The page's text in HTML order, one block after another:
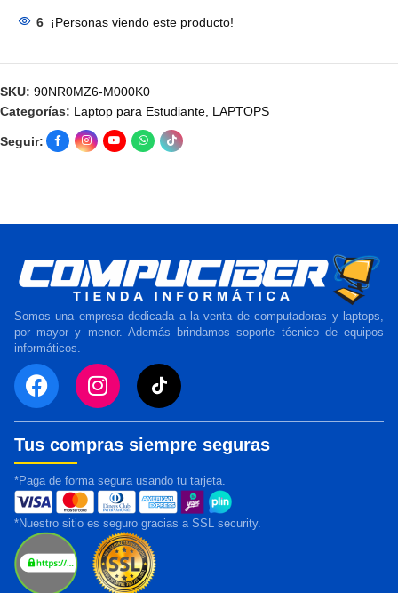
6 ¡Personas viendo este producto!
SKU: 90NR0MZ6-M000K0
Categorías: Laptop para Estudiante, LAPTOPS
Seguir:
Somos una empresa dedicada a la venta de computadoras y laptops,
por mayor y menor. Además brindamos soporte técnico de equipos
informáticos.
Tus compras siempre seguras
*Paga de forma segura usando tu tarjeta.
*Nuestro sitio es seguro gracias a SSL security.